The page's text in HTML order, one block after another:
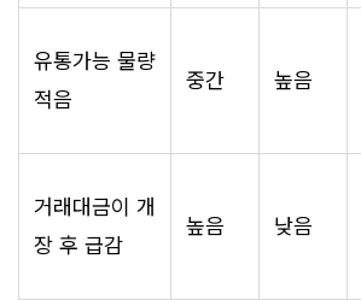
유통가능 물량
적음
중간 높음
거래대금이 개
장 후 급감
높음 낮음